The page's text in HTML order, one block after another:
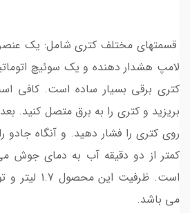
قسمتهای مختلف کتری شامل: یک عنصر
لامپ هشدار دهنده و یک سوئیچ
کتری برقی بسیار ساده است. کافی
بریزید و کتری را به برق متصل کنید.
روی کتری را فشار دهید. و آنگاه جادو
کمتر از دو دقیقه آب به دمای جوش
می باشد.